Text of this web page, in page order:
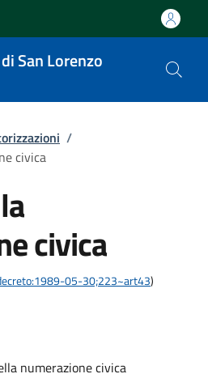
San Lorenzo
/
civica
civica
05-30;223~art43)
numerazione civica